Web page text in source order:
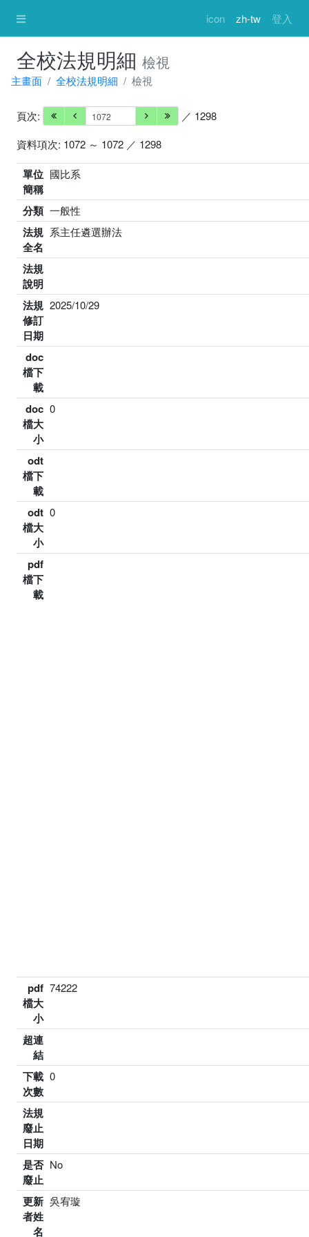
icon zh-tw 登入
全校法規明細 檢視
主畫面 全校法規明細 檢視
頁次:
／ 1298
資料項次: 1072 ～ 1072 ／ 1298
單位
簡稱
國比系
分類 一般性
法規
全名
系主任遴選辦法
法規
說明
法規
修訂
日期
2025/10/29
doc
檔下
載
doc
檔大
小
0
odt
檔下
載
odt
檔大
小
0
pdf
檔下
載
pdf
檔大
小
74222
超連
結
下載
次數
0
法規
廢止
日期
是否
廢止
No
更新
者姓
名
吳宥璇